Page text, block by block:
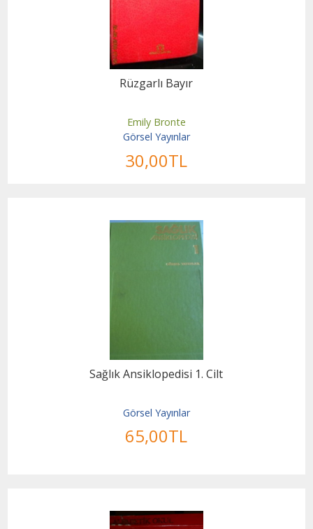
Rüzgarlı Bayır
Emily Bronte
Görsel Yayınlar
30,00TL
Sağlık Ansiklopedisi 1. Cilt
Görsel Yayınlar
65,00TL